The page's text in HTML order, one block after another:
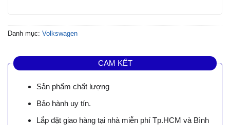
Danh mục: Volkswagen
CAM KẾT
Sản phẩm chất lượng
Bảo hành uy tín.
Lắp đặt giao hàng tại nhà miễn phí Tp.HCM và Bình